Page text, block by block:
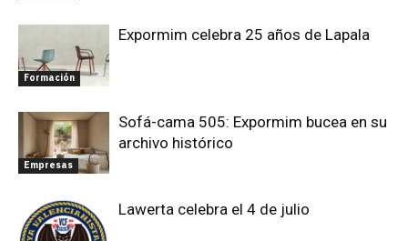
Formación
Expormim celebra 25 años de Lapala
Empresas
Sofá-cama 505: Expormim bucea en su
archivo histórico
Lawerta celebra el 4 de julio